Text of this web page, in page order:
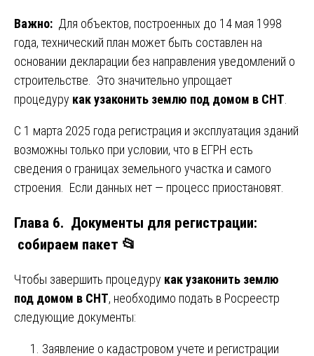
Важно: Для объектов, построенных до 14 мая 1998
года, технический план может быть составлен на
основании декларации без направления уведомлений о
строительстве. Это значительно упрощает
процедуру как узаконить землю под домом в СНТ
С 1 марта 2025 года регистрация и эксплуатация зданий
возможны только при условии, что в ЕГРН есть
сведения о границах земельного участка и самого
строения. Если данных нет — процесс приостановят.
Глава 6. Документы для регистрации:
собираем пакет 📂
Чтобы завершить процедуру как узаконить землю
под домом в СНТ, необходимо подать в Росреестр
следующие документы:
Заявление о кадастровом учете и регистрации